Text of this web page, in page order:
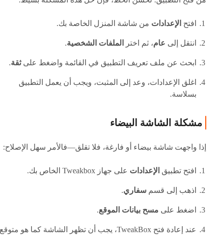
افتح الإعدادات من شاشة المنزل الخاصة بك.
انتقل إلى عام، ثم اختر الملفات الشخصية.
ابحث عن ملف تعريف التطبيق في القائمة واضغط علىثقة.
اغلق الإعدادات، وعد إلى المثبت، ويجب أن يعمل التطبيق
بسلاسة.
مشكلة الشاشة البيضاء
إذا واجهت شاشة بيضاء أو فارغة، فلا تقلق—فالأمر سهل الإصلاح:
افتح تطبيق الإعدادات على جهاز Tweakbox الخاص بك.
اذهب إلى قسم سفاري.
اضغط على مسح بيانات الموقع.
عند إعادة فتح TweakBox، يجب أن تظهر الشاشة كما هو متوقع.